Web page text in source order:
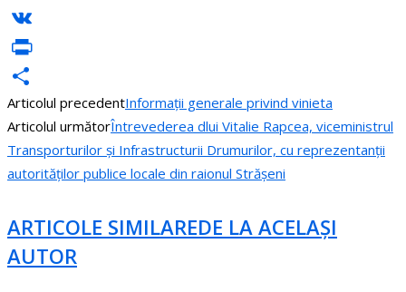
Messenger
VK
PrintFriendly
Partajează
Articolul precedentInformații generale privind vinieta
Articolul următorÎntrevederea dlui Vitalie Rapcea, viceministrul
Transporturilor și Infrastructurii Drumurilor, cu reprezentanții
autorităților publice locale din raionul Strășeni
ARTICOLE SIMILAREDE LA ACELAȘI
AUTOR